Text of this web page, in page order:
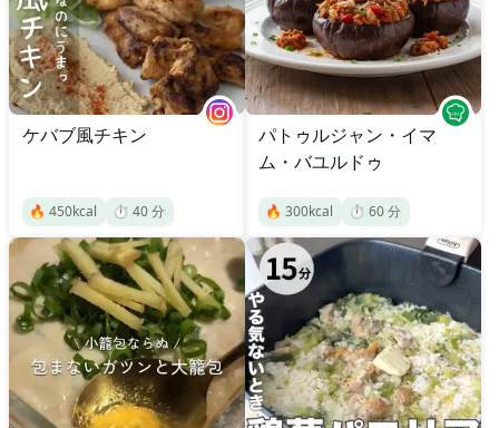
ケバブ風チキン
🔥 450kcal ⏱️ 40分
パトゥルジャン・イマ
ム・バユルドゥ
🔥 300kcal ⏱️ 60分